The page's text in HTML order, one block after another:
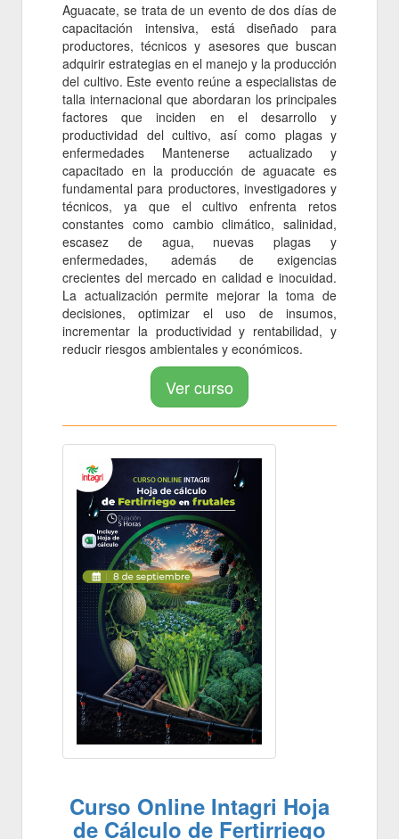
Aguacate, se trata de un evento de dos días de
capacitación intensiva, está diseñado para
productores, técnicos y asesores que buscan
adquirir estrategias en el manejo y la producción
del cultivo. Este evento reúne a especialistas de
talla internacional que abordaran los principales
factores que inciden en el desarrollo y
productividad del cultivo, así como plagas y
enfermedades Mantenerse actualizado y
capacitado en la producción de aguacate es
fundamental para productores, investigadores y
técnicos, ya que el cultivo enfrenta retos
constantes como cambio climático, salinidad,
escasez de agua, nuevas plagas y
enfermedades, además de exigencias
crecientes del mercado en calidad e inocuidad.
La actualización permite mejorar la toma de
decisiones, optimizar el uso de insumos,
incrementar la productividad y rentabilidad, y
reducir riesgos ambientales y económicos.
Ver curso
Curso Online Intagri Hoja
de Cálculo de Fertirriego